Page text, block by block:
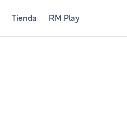
Tienda RM Play